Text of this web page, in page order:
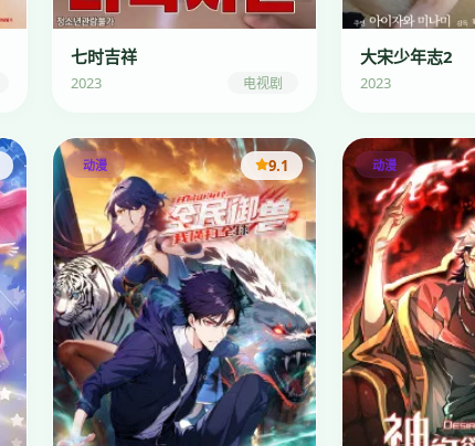
七时吉祥
2023 电视剧
大宋少年志2
2023
动漫 9.1 动漫